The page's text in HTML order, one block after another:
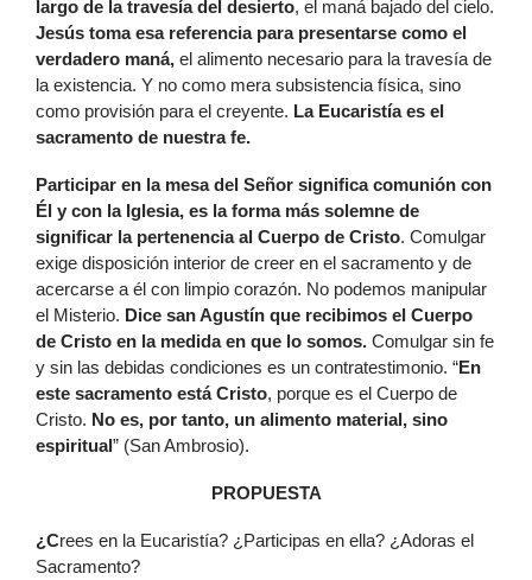
largo de la travesía del desierto, el maná bajado del cielo.
Jesús toma esa referencia para presentarse como el
verdadero maná, el alimento necesario para la travesía de
la existencia. Y no como mera subsistencia física, sino
como provisión para el creyente. La Eucaristía es el
sacramento de nuestra fe.
Participar en la mesa del Señor significa comunión con
Él y con la Iglesia, es la forma más solemne de
significar la pertenencia al Cuerpo de Cristo. Comulgar
exige disposición interior de creer en el sacramento y de
acercarse a él con limpio corazón. No podemos manipular
el Misterio. Dice san Agustín que recibimos el Cuerpo
de Cristo en la medida en que lo somos. Comulgar sin fe
y sin las debidas condiciones es un contratestimonio. “En
este sacramento está Cristo, porque es el Cuerpo de
Cristo. No es, por tanto, un alimento material, sino
espiritual” (San Ambrosio).
PROPUESTA
¿Crees en la Eucaristía? ¿Participas en ella? ¿Adoras el
Sacramento?